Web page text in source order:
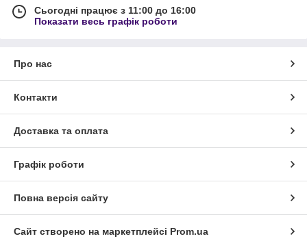
Сьогодні працює з 11:00 до 16:00
Показати весь графік роботи
Про нас
Контакти
Доставка та оплата
Графік роботи
Повна версія сайту
Сайт створено на маркетплейсі Prom.ua